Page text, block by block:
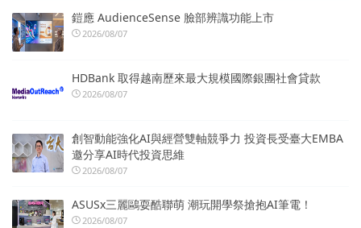
鎧應 AudienceSense 臉部辨識功能上市
2026/08/07
HDBank 取得越南歷來最大規模國際銀團社會貸款
2026/08/07
創智動能強化AI與經營雙軸競爭力 投資長受臺大EMBA
邀分享AI時代投資思維
2026/08/07
ASUSx三麗鷗耍酷聯萌 潮玩開學祭搶抱AI筆電！
2026/08/07